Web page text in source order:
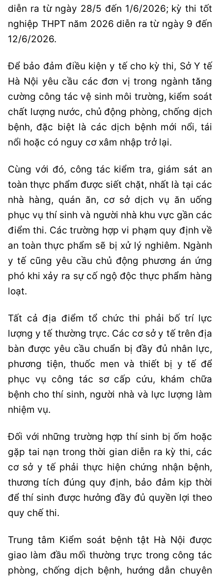
diễn ra từ ngày 28/5 đến 1/6/2026; kỳ thi tốt
nghiệp THPT năm 2026 diễn ra từ ngày 9 đến
12/6/2026.
Để bảo đảm điều kiện y tế cho kỳ thi, Sở Y tế
Hà Nội yêu cầu các đơn vị trong ngành tăng
cường công tác vệ sinh môi trường, kiểm soát
chất lượng nước, chủ động phòng, chống dịch
bệnh, đặc biệt là các dịch bệnh mới nổi, tái
nổi hoặc có nguy cơ xâm nhập trở lại.
Cùng với đó, công tác kiểm tra, giám sát an
toàn thực phẩm được siết chặt, nhất là tại các
nhà hàng, quán ăn, cơ sở dịch vụ ăn uống
phục vụ thí sinh và người nhà khu vực gần các
điểm thi. Các trường hợp vi phạm quy định về
an toàn thực phẩm sẽ bị xử lý nghiêm. Ngành
y tế cũng yêu cầu chủ động phương án ứng
phó khi xảy ra sự cố ngộ độc thực phẩm hàng
loạt.
Tất cả địa điểm tổ chức thi phải bố trí lực
lượng y tế thường trực. Các cơ sở y tế trên địa
bàn được yêu cầu chuẩn bị đầy đủ nhân lực,
phương tiện, thuốc men và thiết bị y tế để
phục vụ công tác sơ cấp cứu, khám chữa
bệnh cho thí sinh, người nhà và lực lượng làm
nhiệm vụ.
Đối với những trường hợp thí sinh bị ốm hoặc
gặp tai nạn trong thời gian diễn ra kỳ thi, các
cơ sở y tế phải thực hiện chứng nhận bệnh,
thương tích đúng quy định, bảo đảm kịp thời
để thí sinh được hưởng đầy đủ quyền lợi theo
quy chế thi.
Trung tâm Kiểm soát bệnh tật Hà Nội được
giao làm đầu mối thường trực trong công tác
phòng, chống dịch bệnh, hướng dẫn chuyên